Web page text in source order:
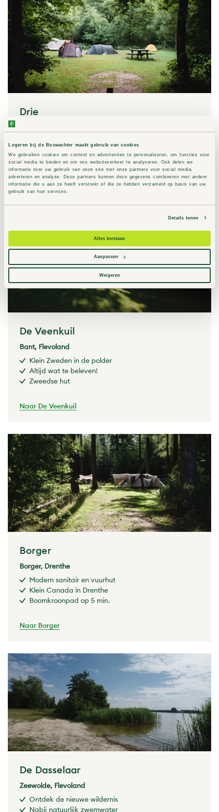
Logeren bij de Boswachter maakt gebruik van cookies
We gebruiken cookies om content en advertenties te personaliseren, om functies voor
social media te bieden en om ons websiteverkeer te analyseren. Ook delen we
informatie over uw gebruik van onze site met onze partners voor social media,
adverteren en analyse. Deze partners kunnen deze gegevens combineren met andere
informatie die u aan ze heeft verstrekt of die ze hebben verzameld op basis van uw
gebruik van hun services.
Details tonen
Alles toestaan
Aanpassen
Weigeren
Drie
In één van de oudste bossen
Grote kans om wild te spotten
Vlakbij NP De Hoge Veluwe
Naar Drie
De Veenkuil
Bant, Flevoland
Klein Zweden in de polder
Altijd wat te beleven!
Zweedse hut
Naar De Veenkuil
Borger
Borger, Drenthe
Modern sanitair en vuurhut
Klein Canada in Drenthe
Boomkroonpad op 5 min.
Naar Borger
De Dasselaar
Zeewolde, Flevoland
Ontdek de nieuwe wildernis
Nabij natuurlijk zwemwater